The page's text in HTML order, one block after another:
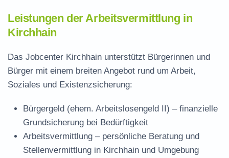
Leistungen der Arbeitsvermittlung in
Kirchhain
Das Jobcenter Kirchhain unterstützt Bürgerinnen und
Bürger mit einem breiten Angebot rund um Arbeit,
Soziales und Existenzsicherung:
Bürgergeld (ehem. Arbeitslosengeld II) – finanzielle
Grundsicherung bei Bedürftigkeit
Arbeitsvermittlung – persönliche Beratung und
Stellenvermittlung in Kirchhain und Umgebung